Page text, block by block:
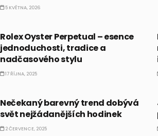
5 KVĚTNA, 2026
Rolex Oyster Perpetual – esence
jednoduchosti, tradice a
nadčasového stylu
17 ŘÍJNA, 2025
Nečekaný barevný trend dobývá
svět nejžádanějších hodinek
2 ČERVENCE, 2025